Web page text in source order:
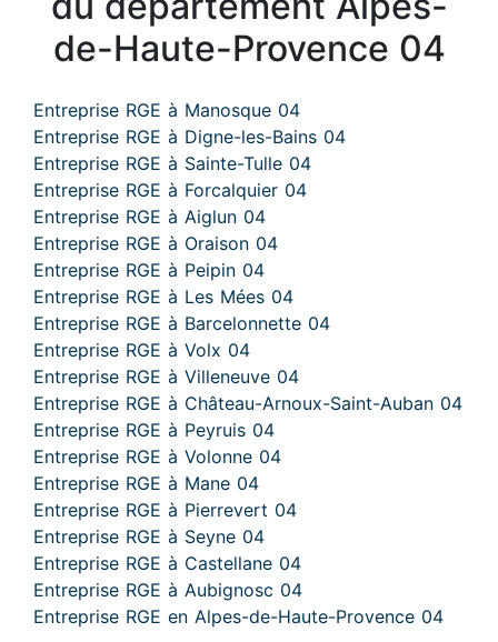
de-Haute-Provence 04
Entreprise RGE à Manosque 04
Entreprise RGE à Digne-les-Bains 04
Entreprise RGE à Sainte-Tulle 04
Entreprise RGE à Forcalquier 04
Entreprise RGE à Aiglun 04
Entreprise RGE à Oraison 04
Entreprise RGE à Peipin 04
Entreprise RGE à Les Mées 04
Entreprise RGE à Barcelonnette 04
Entreprise RGE à Volx 04
Entreprise RGE à Villeneuve 04
Entreprise RGE à Château-Arnoux-Saint-Auban 04
Entreprise RGE à Peyruis 04
Entreprise RGE à Volonne 04
Entreprise RGE à Mane 04
Entreprise RGE à Pierrevert 04
Entreprise RGE à Seyne 04
Entreprise RGE à Castellane 04
Entreprise RGE à Aubignosc 04
Entreprise RGE en Alpes-de-Haute-Provence 04